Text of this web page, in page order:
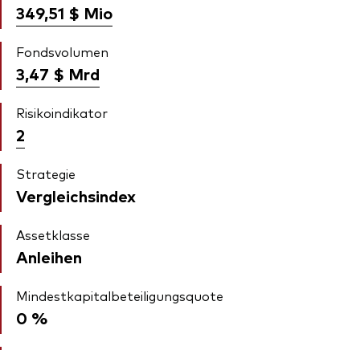
349,51 $ Mio
Fondsvolumen
3,47 $ Mrd
Risikoindikator
2
Strategie
Vergleichsindex
Assetklasse
Anleihen
Mindestkapitalbeteiligungsquote
0 %